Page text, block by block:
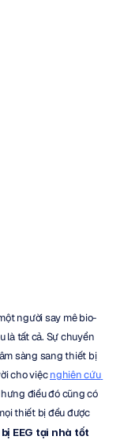
người say mê bio-
là tất cả. Sự chuyển
sàng sang thiết bị
cho việc nghiên cứu
điều đó cũng có
thiết bị đều được
EEG tại nhà tốt